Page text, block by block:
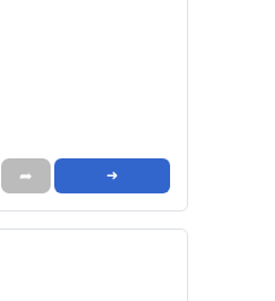
➦ ➜